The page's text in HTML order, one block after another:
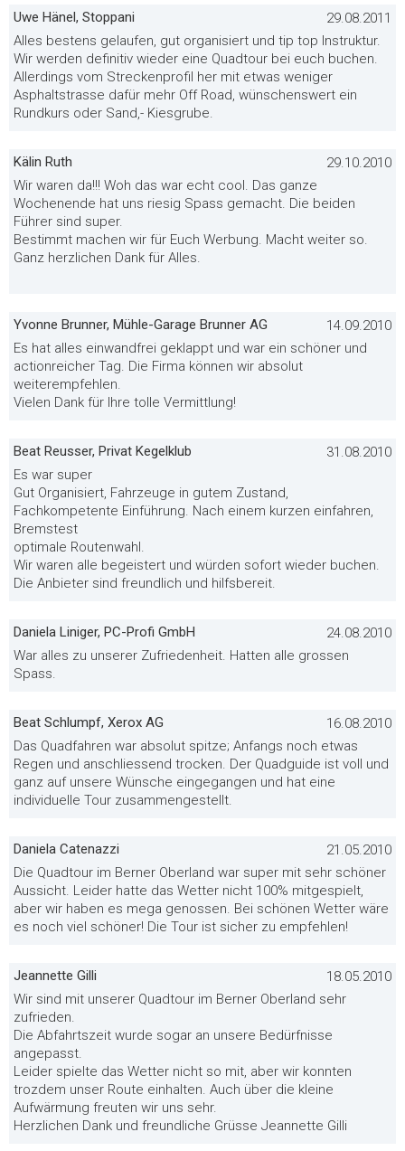
Uwe Hänel, Stoppani
29.08.2011
Alles bestens gelaufen, gut organisiert und tip top Instruktur.
Wir werden definitiv wieder eine Quadtour bei euch buchen.
Allerdings vom Streckenprofil her mit etwas weniger
Asphaltstrasse dafür mehr Off Road, wünschenswert ein
Rundkurs oder Sand,- Kiesgrube.
Kälin Ruth
29.10.2010
Wir waren da!!! Woh das war echt cool. Das ganze
Wochenende hat uns riesig Spass gemacht. Die beiden
Führer sind super.
Bestimmt machen wir für Euch Werbung. Macht weiter so.
Ganz herzlichen Dank für Alles.
Yvonne Brunner, Mühle-Garage Brunner AG
14.09.2010
Es hat alles einwandfrei geklappt und war ein schöner und
actionreicher Tag. Die Firma können wir absolut
weiterempfehlen.
Vielen Dank für Ihre tolle Vermittlung!
Beat Reusser, Privat Kegelklub
31.08.2010
Es war super
Gut Organisiert, Fahrzeuge in gutem Zustand,
Fachkompetente Einführung. Nach einem kurzen einfahren,
Bremstest
optimale Routenwahl.
Wir waren alle begeistert und würden sofort wieder buchen.
Die Anbieter sind freundlich und hilfsbereit.
Daniela Liniger, PC-Profi GmbH
24.08.2010
War alles zu unserer Zufriedenheit. Hatten alle grossen
Spass.
Beat Schlumpf, Xerox AG
16.08.2010
Das Quadfahren war absolut spitze; Anfangs noch etwas
Regen und anschliessend trocken. Der Quadguide ist voll und
ganz auf unsere Wünsche eingegangen und hat eine
individuelle Tour zusammengestellt.
Daniela Catenazzi
21.05.2010
Die Quadtour im Berner Oberland war super mit sehr schöner
Aussicht. Leider hatte das Wetter nicht 100% mitgespielt,
aber wir haben es mega genossen. Bei schönen Wetter wäre
es noch viel schöner! Die Tour ist sicher zu empfehlen!
Jeannette Gilli
18.05.2010
Wir sind mit unserer Quadtour im Berner Oberland sehr
zufrieden.
Die Abfahrtszeit wurde sogar an unsere Bedürfnisse
angepasst.
Leider spielte das Wetter nicht so mit, aber wir konnten
trozdem unser Route einhalten. Auch über die kleine
Aufwärmung freuten wir uns sehr.
Herzlichen Dank und freundliche Grüsse Jeannette Gilli